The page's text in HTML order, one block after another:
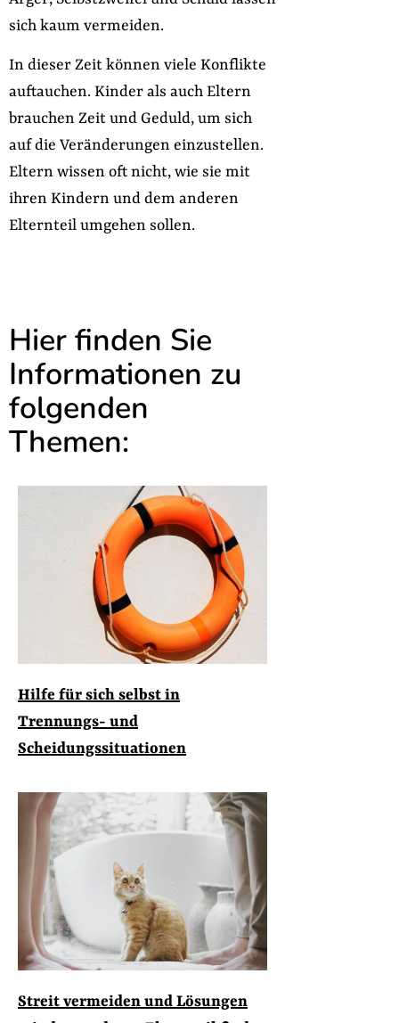
sich kaum vermeiden.
In dieser Zeit können viele Konflikte
auftauchen. Kinder als auch Eltern
brauchen Zeit und Geduld, um sich
auf die Veränderungen einzustellen.
Eltern wissen oft nicht, wie sie mit
ihren Kindern und dem anderen
Elternteil umgehen sollen.
Hier finden Sie
Informationen zu
folgenden
Themen:
Hilfe für sich selbst in
Trennungs- und
Scheidungssituationen
Streit vermeiden und Lösungen